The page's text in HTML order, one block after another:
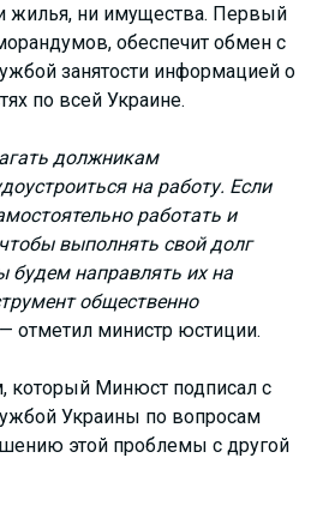
жилья, ни имущества. Первый
обеспечит обмен с
занятости информацией о
по всей Украине.
должникам
на работу. Если
работать и
выполнять свой долг
будем направлять их на
общественно
— отметил министр юстиции.
который Минюст подписал с
Украины по вопросам
этой проблемы с другой